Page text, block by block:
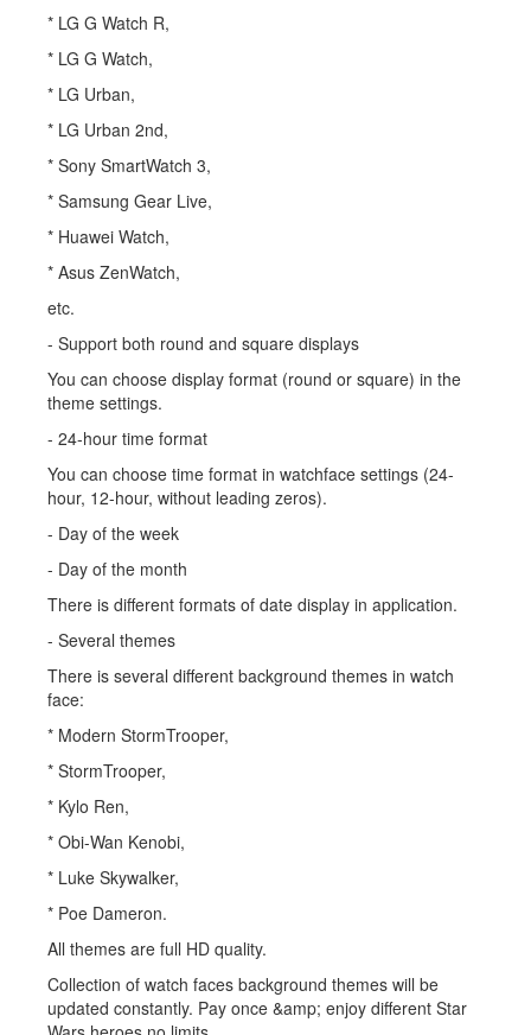
* LG G Watch R,
* LG G Watch,
* LG Urban,
* LG Urban 2nd,
* Sony SmartWatch 3,
* Samsung Gear Live,
* Huawei Watch,
* Asus ZenWatch,
etc.
- Support both round and square displays
You can choose display format (round or square) in the
theme settings.
- 24-hour time format
You can choose time format in watchface settings (24-
hour, 12-hour, without leading zeros).
- Day of the week
- Day of the month
There is different formats of date display in application.
- Several themes
There is several different background themes in watch
face:
* Modern StormTrooper,
* StormTrooper,
* Kylo Ren,
* Obi-Wan Kenobi,
* Luke Skywalker,
* Poe Dameron.
All themes are full HD quality.
Collection of watch faces background themes will be
updated constantly. Pay once &amp; enjoy different Star